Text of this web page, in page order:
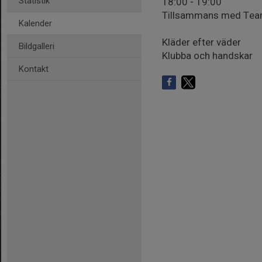
Kalender
Bildgalleri
Kontakt
Tillsammans med
Kläder efter väder
Klubba och handskar